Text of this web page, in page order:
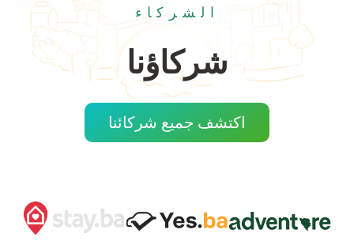
الشركاء
شركاؤنا
اكتشف جميع شركائنا